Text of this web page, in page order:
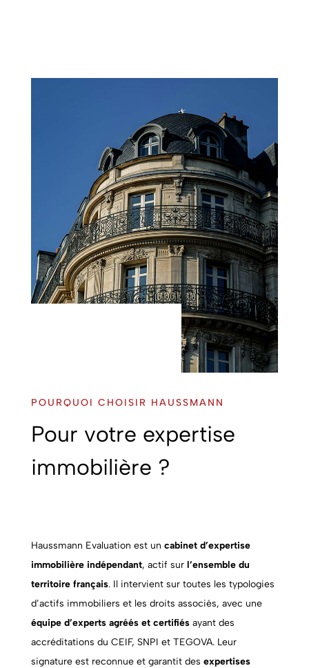
POURQUOI CHOISIR HAUSSMANN
Pour votre expertise
immobilière ?
Haussmann Evaluation est un cabinet d’expertise
immobilière indépendant, actif sur l’ensemble du
territoire français. Il intervient sur toutes les typologies
d’actifs immobiliers et les droits associés, avec une
équipe d’experts agréés et certifiésayant des
accréditations du CEIF, SNPI et TEGOVA. Leur
signature est reconnue et garantit des expertises